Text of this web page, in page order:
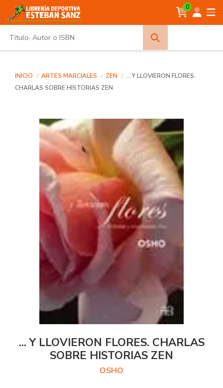
0
INICIO ARTES MARCIALES ZEN
... Y LLOVIERON FLORES.
CHARLAS SOBRE HISTORIAS ZEN
... Y LLOVIERON FLORES. CHARLAS
SOBRE HISTORIAS ZEN
OSHO